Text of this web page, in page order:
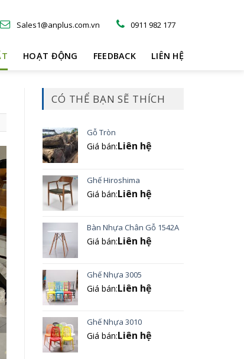
Sales1@anplus.com.vn 0911 982 177
HOẠT ĐỘNG FEEDBACK LIÊN HỆ
CÓ THỂ BẠN SẼ THÍCH
Gỗ Tròn
Giá bán:Liên hệ
Ghế Hiroshima
Giá bán:Liên hệ
Bàn Nhựa Chân Gỗ 1542A
Giá bán:Liên hệ
Ghế Nhựa 3005
Giá bán:Liên hệ
Ghế Nhựa 3010
Giá bán:Liên hệ